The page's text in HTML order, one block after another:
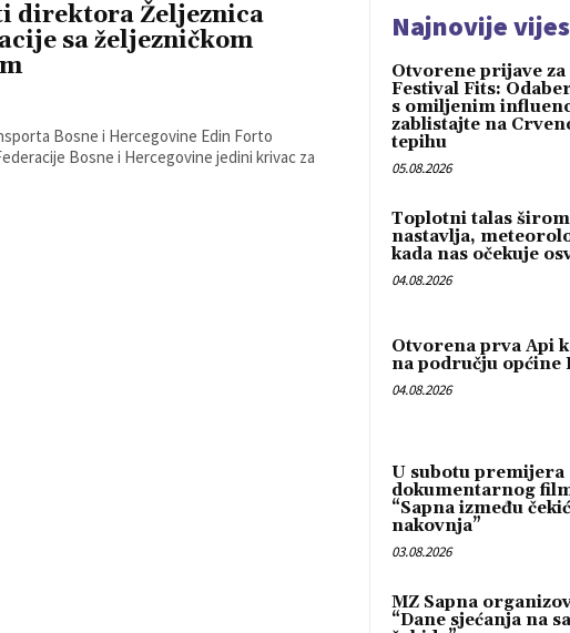
direktora Željeznica
sa željezničkom
Bosne i Hercegovine Edin Forto
Bosne i Hercegovine jedini krivac za
Najnovije
Otvorene prijave za
Festival Fits:
s omiljenim
zablistajte na
tepihu
05.08.2026
Toplotni talas
nastavlja,
kada nas očekuje
04.08.2026
Otvorena prva Api
na području općine
04.08.2026
U subotu premijera
dokumentarnog
“Sapna između
nakovnja”
03.08.2026
MZ Sapna
“Dane sjećanja na